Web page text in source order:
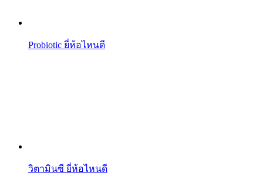
Probiotic ยี่ห้อไหนดี
วิตามินซี ยี่ห้อไหนดี